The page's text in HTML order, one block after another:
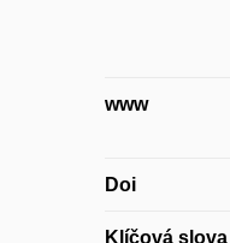
www
Doi
Klíčová slova